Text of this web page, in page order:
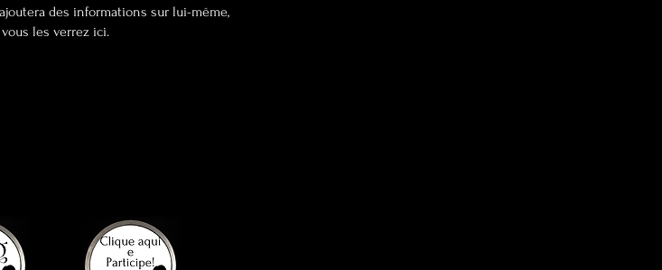
des informations sur lui-même,
vous les verrez ici.